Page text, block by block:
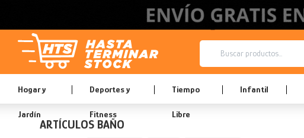
Hogar y
Jardín
Deportes y
Fitness
Tiempo
Libre
Infantil
ARTÍCULOS BAÑO